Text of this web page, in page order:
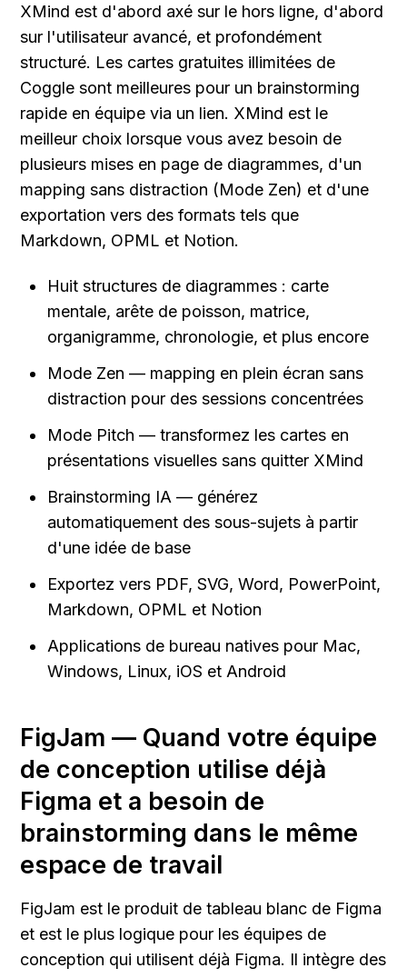
XMind est d'abord axé sur le hors ligne, d'abord
sur l'utilisateur avancé, et profondément
structuré. Les cartes gratuites illimitées de
Coggle sont meilleures pour un brainstorming
rapide en équipe via un lien. XMind est le
meilleur choix lorsque vous avez besoin de
plusieurs mises en page de diagrammes, d'un
mapping sans distraction (Mode Zen) et d'une
exportation vers des formats tels que
Markdown, OPML et Notion.
Huit structures de diagrammes : carte
mentale, arête de poisson, matrice,
organigramme, chronologie, et plus encore
Mode Zen — mapping en plein écran sans
distraction pour des sessions concentrées
Mode Pitch — transformez les cartes en
présentations visuelles sans quitter XMind
Brainstorming IA — générez
automatiquement des sous-sujets à partir
d'une idée de base
Exportez vers PDF, SVG, Word, PowerPoint,
Markdown, OPML et Notion
Applications de bureau natives pour Mac,
Windows, Linux, iOS et Android
FigJam — Quand votre équipe
de conception utilise déjà
Figma et a besoin de
brainstorming dans le même
espace de travail
FigJam est le produit de tableau blanc de Figma
et est le plus logique pour les équipes de
conception qui utilisent déjà Figma. Il intègre des